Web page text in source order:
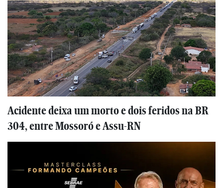
Acidente deixa um morto e dois feridos na BR
304, entre Mossoró e Assu-RN